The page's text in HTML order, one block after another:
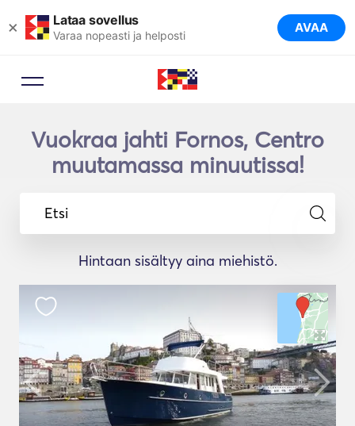
× Lataa sovellus
Varaa nopeasti ja helposti AVAA
Vuokraa jahti Fornos, Centro
muutamassa minuutissa!
Etsi
Hintaan sisältyy aina miehistö.